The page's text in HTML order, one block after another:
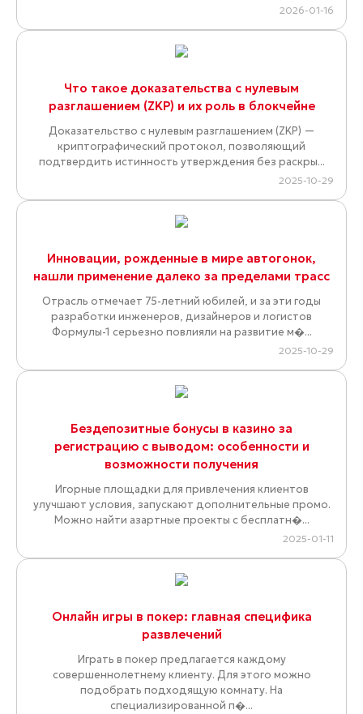
2026-01-16
Что такое доказательства с нулевым
разглашением (ZKP) и их роль в блокчейне
Доказательство с нулевым разглашением (ZKP) —
криптографический протокол, позволяющий
подтвердить истинность утверждения без раскры...
2025-10-29
Инновации, рожденные в мире автогонок,
нашли применение далеко за пределами трасс
Отрасль отмечает 75-летний юбилей, и за эти годы
разработки инженеров, дизайнеров и логистов
Формулы-1 серьезно повлияли на развитие м�...
2025-10-29
Бездепозитные бонусы в казино за
регистрацию с выводом: особенности и
возможности получения
Игорные площадки для привлечения клиентов
улучшают условия, запускают дополнительные промо.
Можно найти азартные проекты с бесплатн�...
2025-01-11
Онлайн игры в покер: главная специфика
развлечений
Играть в покер предлагается каждому
совершеннолетнему клиенту. Для этого можно
подобрать подходящую комнату. На
специализированной п�...